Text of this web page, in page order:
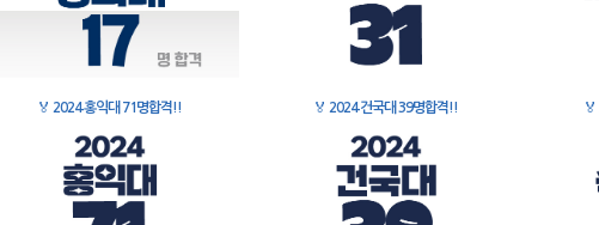
🏅 2024 홍익대 71명합격!! 🏅 2024 건국대 39명합격!! 🏅